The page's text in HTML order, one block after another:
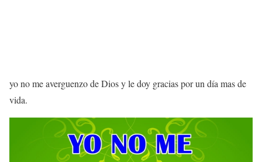
yo no me averguenzo de Dios y le doy gracias por un día mas de
vida.